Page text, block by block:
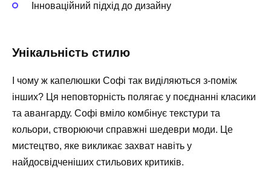
Інноваційний підхід до дизайну
Унікальність стилю
І чому ж капелюшки Софі так виділяються з-поміж
інших? Ця неповторність полягає у поєднанні класики
та авангарду. Софі вміло комбінує текстури та
кольори, створюючи справжні шедеври моди. Це
мистецтво, яке викликає захват навіть у
найдосвідченіших стильових критиків.